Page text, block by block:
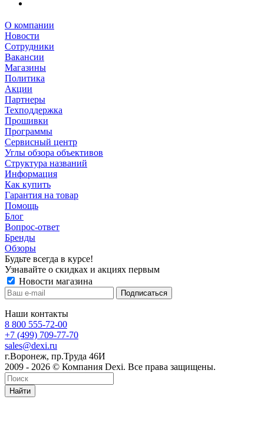
О компании
Новости
Сотрудники
Вакансии
Магазины
Политика
Акции
Партнеры
Техподдержка
Прошивки
Программы
Сервисный центр
Углы обзора объективов
Структура названий
Информация
Как купить
Гарантия на товар
Помощь
Блог
Вопрос-ответ
Бренды
Обзоры
Будьте всегда в курсе!
Узнавайте о скидках и акциях первым
Новости магазина
Наши контакты
8 800 555-72-00
+7 (499) 709-77-70
sales@dexi.ru
г.Воронеж, пр.Труда 46И
2009 - 2026 © Компания Dexi. Все права защищены.
Найти